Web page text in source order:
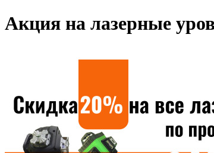
Акция на лазерные